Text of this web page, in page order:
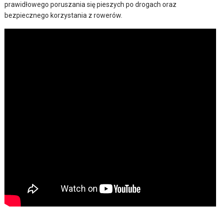
prawidłowego poruszania się pieszych po drogach oraz
bezpiecznego korzystania z rowerów.